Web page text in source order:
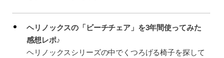
ヘリノックスの「ビーチチェア」を3年間使ってみた
感想レポ♪
ヘリノックスシリーズの中でくつろげる椅子を探して